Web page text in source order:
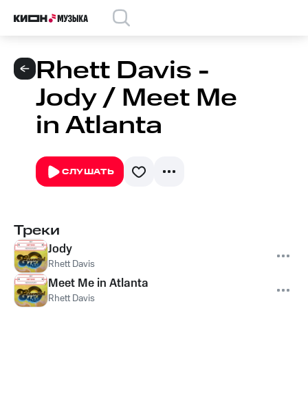
Rhett Davis -
Jody / Meet Me
in Atlanta
СЛУШАТЬ
Треки
Jody
Rhett Davis
Meet Me in Atlanta
Rhett Davis